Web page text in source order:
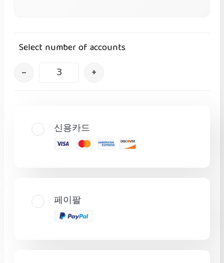
Select number of accounts
– +
신용카드
페이팔